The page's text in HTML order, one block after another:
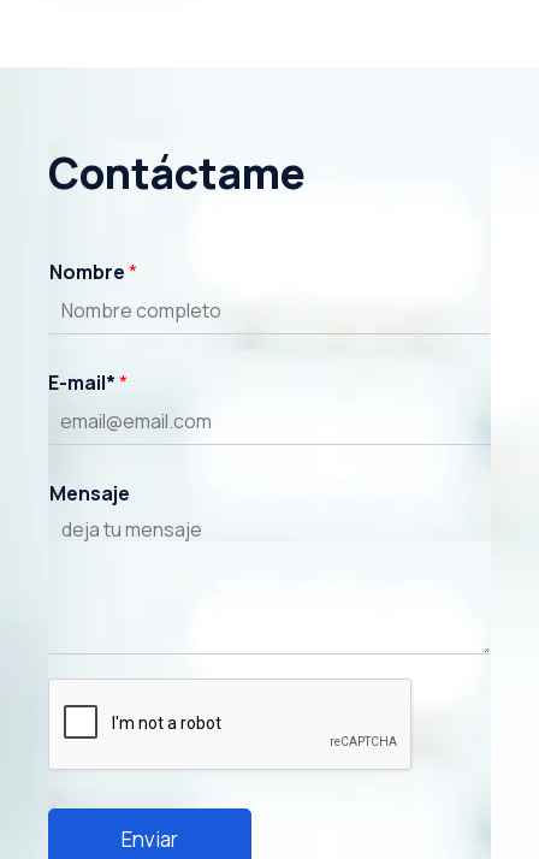
te pierdas
este nuevo
Quezada
abril 5, 2021
Contáctame
Nombre*
E-mail**
Mensaje
Enviar